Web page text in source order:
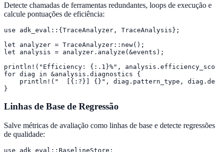
Detecte chamadas de ferramentas redundantes, loops de execução e
calcule pontuações de eficiência:
use adk_eval::{TraceAnalyzer, TraceAnalysis};
let analyzer = TraceAnalyzer::new();
let analysis = analyzer.analyze(&events);
println!("Efficiency: {:.1}%",
for diag in &analysis.diagnostics {
println!("  [{:?}] {}", diag.pattern_type,
}
Linhas de Base de Regressão
Salve métricas de avaliação como linhas de base e detecte regressões
de qualidade:
use adk_eval::BaselineStore;